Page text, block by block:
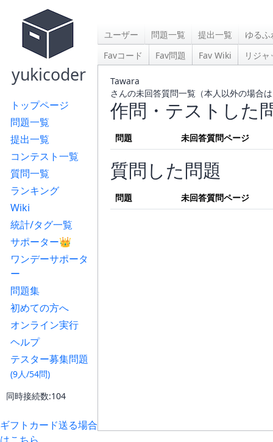
yukicoder
トップページ
問題一覧
提出一覧
コンテスト一覧
質問一覧
ランキング
Wiki
統計/タグ一覧
サポーター👑
ワンデーサポータ
ー
問題集
初めての方へ
オンライン実行
ヘルプ
テスター募集問題
(9人/54問)
同時接続数:104
ギフトカード送る場合
ユーザー 問題一覧 提出一覧
ゆる
Favコード
Fav問題 Fav Wiki リジ
Tawara
さんの未回答質問一覧（本人以外の場合
作問・テストした
問題 未回答質問ページ
質問した問題
問題 未回答質問ページ